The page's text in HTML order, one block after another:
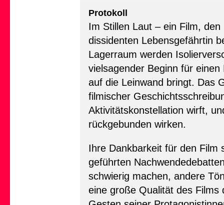
Protokoll
Im Stillen Laut – ein Film,
dissidenten Lebensgefährtin
Lagerraum werden
vielsagender Beginn für
auf die Leinwand bringt. Das
filmischer
Aktivitätskonstellation wirft,
rückgebunden wirken.
Ihre Dankbarkeit für den Film
geführten
schwierig machen, andere
eine große Qualität des Films